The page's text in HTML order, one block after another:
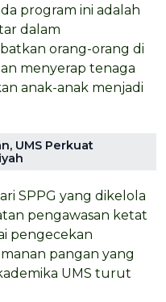
program ini adalah
dalam
orang-orang di
menyerap tenaga
anak-anak menjadi
UMS Perkuat
SPPG yang dikelola
pengawasan ketat
pengecekan
pangan yang
UMS turut